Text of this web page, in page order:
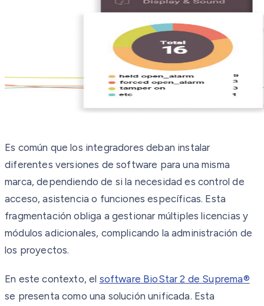
Es común que los integradores deban instalar
diferentes versiones de software para una misma
marca, dependiendo de si la necesidad es control de
acceso, asistencia o funciones específicas. Esta
fragmentación obliga a gestionar múltiples licencias y
módulos adicionales, complicando la administración de
los proyectos.
En este contexto, el software BioStar 2 de Suprema®
se presenta como una solución unificada. Esta